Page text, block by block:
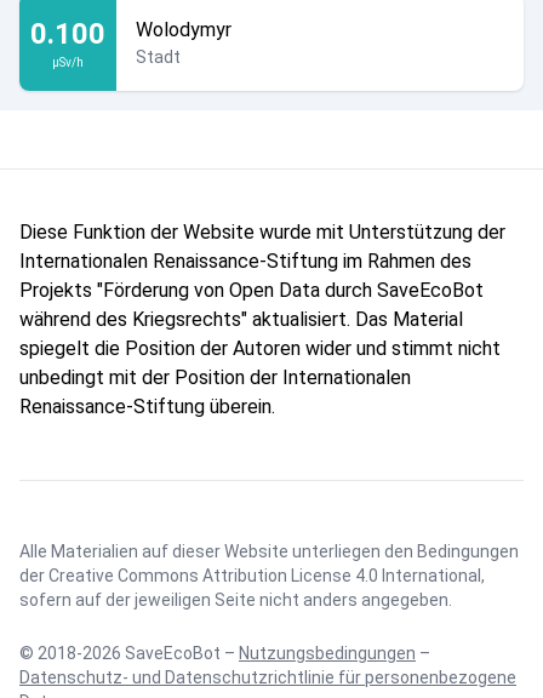
0.100
µSv/h
Wolodymyr
Stadt
Diese Funktion der Website wurde mit Unterstützung der
Internationalen Renaissance-Stiftung im Rahmen des
Projekts "Förderung von Open Data durch SaveEcoBot
während des Kriegsrechts" aktualisiert. Das Material
spiegelt die Position der Autoren wider und stimmt nicht
unbedingt mit der Position der Internationalen
Renaissance-Stiftung überein.
Alle Materialien auf dieser Website unterliegen den Bedingungen
derCreative Commons Attribution License 4.0 International ,
sofern auf der jeweiligen Seite nicht anders angegeben.
© 2018-2026 SaveEcoBot – Nutzungsbedingungen –
Datenschutz- und Datenschutzrichtlinie für personenbezogene